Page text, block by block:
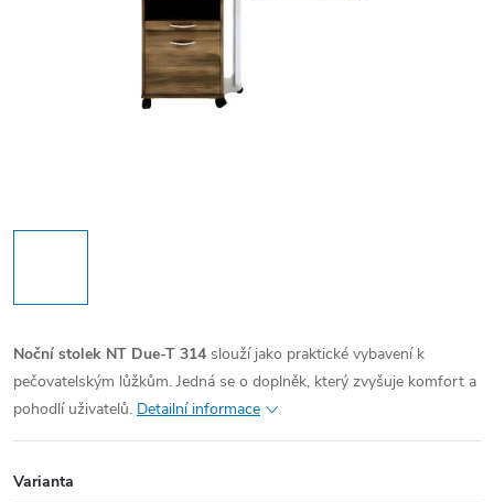
Noční stolek NT Due-T 314 slouží jako praktické vybavení k
pečovatelským lůžkům. Jedná se o doplněk, který zvyšuje komfort a
pohodlí uživatelů. Detailní informace
Varianta